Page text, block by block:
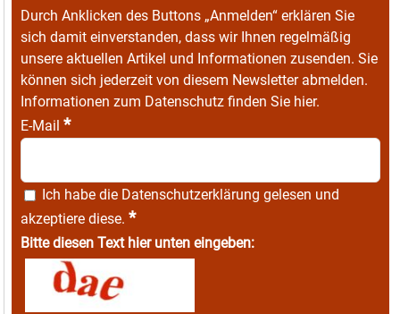
Durch Anklicken des Buttons „Anmelden“ erklären Sie
sich damit einverstanden, dass wir Ihnen regelmäßig
unsere aktuellen Artikel und Informationen zusenden. Sie
können sich jederzeit von diesem Newsletter abmelden.
Informationen zum Datenschutz finden Sie hier.
E-Mail *
Ich habe die Datenschutzerklärung gelesen und
akzeptiere diese. *
Bitte diesen Text hier unten eingeben: